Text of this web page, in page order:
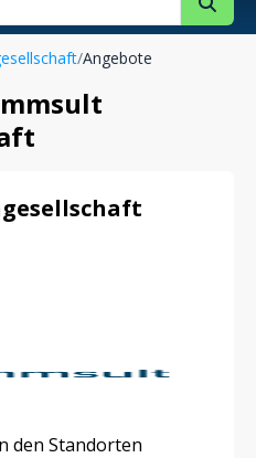
/Angebote
den Standorten